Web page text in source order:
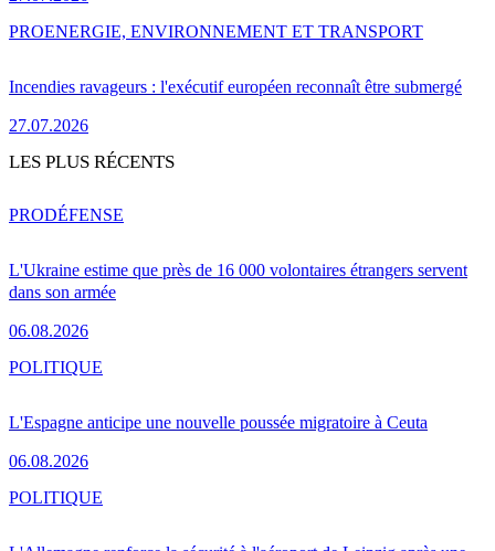
Incendies ravageurs : l'exécutif européen reconnaît être submergé
27.07.2026
PROENERGIE, ENVIRONNEMENT ET TRANSPORT
LES PLUS RÉCENTS
L'Ukraine estime que près de 16 000 volontaires étrangers servent
dans son armée
06.08.2026
PRODÉFENSE
L'Espagne anticipe une nouvelle poussée migratoire à Ceuta
06.08.2026
POLITIQUE
POLITIQUE